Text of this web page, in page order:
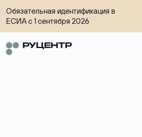
Обязательная идентификация в
ЕСИА с 1 сентября 2026